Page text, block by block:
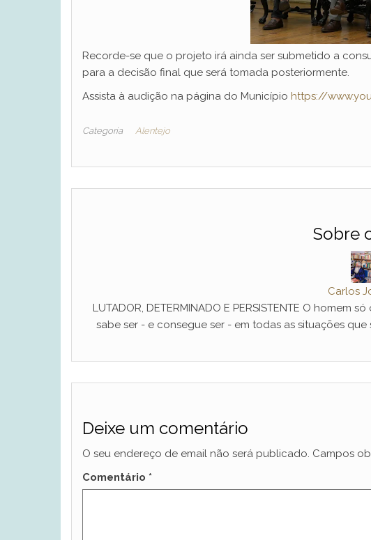
Recorde-se que o projeto irá ainda ser submetido a
para a decisão final que será tomada posteriormente.
Assista à audição na página do Município https://
Categoria Alentejo
Sobre
Carlos
LUTADOR, DETERMINADO E PERSISTENTE O
sabe ser - e consegue ser - em todas as situações
Deixe um comentário
O seu endereço de email não será publicado. Campos
Comentário *